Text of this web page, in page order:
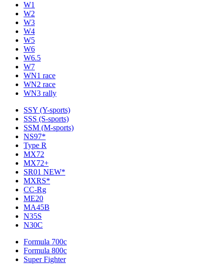
W1
W2
W3
W4
W5
W6
W6.5
W7
WN1 race
WN2 race
WN3 rally
SSY (Y-sports)
SSS (S-sports)
SSM (M-sports)
NS97*
Type R
MX72
MX72+
SR01 NEW*
MXRS*
CC-Rg
ME20
MA45B
N35S
N30C
Formula 700c
Formula 800c
Super Fighter